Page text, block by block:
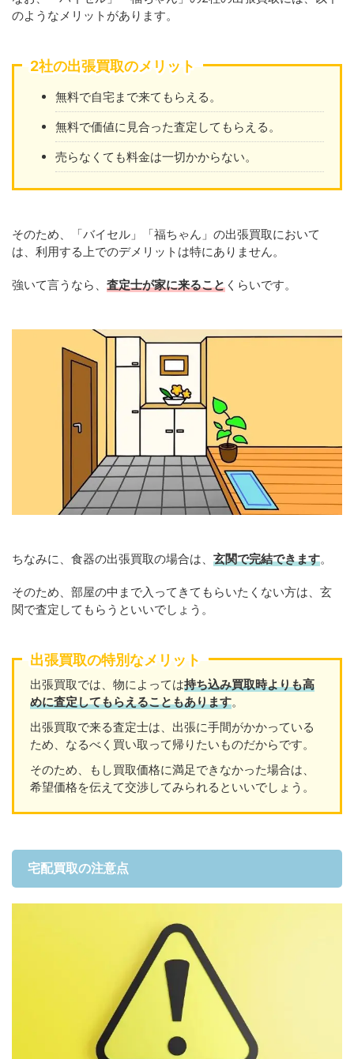
のようなメリットがあります。
2社の出張買取のメリット
無料で自宅まで来てもらえる。
無料で価値に見合った査定してもらえる。
売らなくても料金は一切かからない。
そのため、「バイセル」「福ちゃん」の出張買取において
は、利用する上でのデメリットは特にありません。
強いて言うなら、 査定士が家に来ること くらいです。
ちなみに、食器の出張買取の場合は、 玄関で完結できます。
そのため、部屋の中まで入ってきてもらいたくない方は、玄
関で査定してもらうといいでしょう。
出張買取の特別なメリット
出張買取では、物によっては持ち込み買取時よりも高
めに査定してもらえることもあります。
出張買取で来る査定士は、出張に手間がかかっている
ため、なるべく買い取って帰りたいものだからです。
そのため、もし買取価格に満足できなかった場合は、
希望価格を伝えて交渉してみられるといいでしょう。
宅配買取の注意点